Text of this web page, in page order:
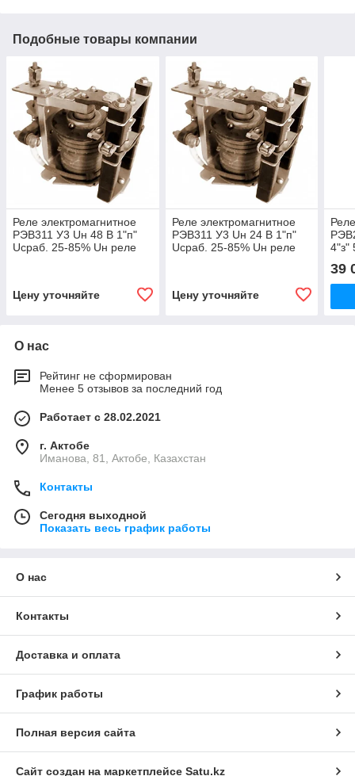
Подобные товары компании
Реле электромагнитное
РЭВ311 У3 Uн 48 В 1"п"
Uсраб. 25-85% Uн реле
Цену уточняйте
Реле электромагнитное
РЭВ311 У3 Uн 24 В 1"п"
Uсраб. 25-85% Uн реле
Цену уточняйте
4"з"
39
О нас
Рейтинг не сформирован
Менее 5 отзывов за последний год
Работает с 28.02.2021
г. Актобе
Иманова, 81, Актобе, Казахстан
Контакты
Сегодня выходной
Показать весь график работы
О нас
Контакты
Доставка и оплата
График работы
Полная версия сайта
Сайт создан на маркетплейсе Satu.kz